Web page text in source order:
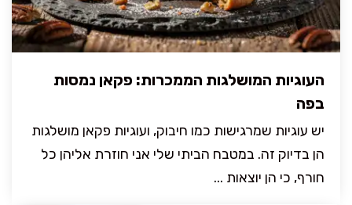
העוגיות המושלגות הממכרות: פקאן נמסות
בפה
יש עוגיות שמרגישות כמו חיבוק, ועוגיות פקאן מושלגות
הן בדיוק זה. במטבח הביתי שלי אני חוזרת אליהן כל
חורף, כי הן יוצאות ...